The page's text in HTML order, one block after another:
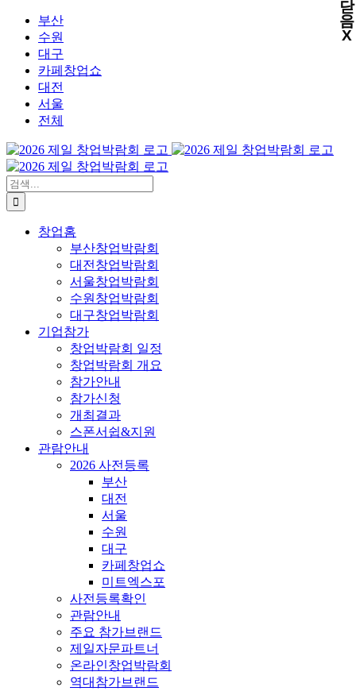
부산
수원
대구
카페창업쇼
대전
서울
전체
검
색:
창업홈
부산창업박람회
대전창업박람회
서울창업박람회
수원창업박람회
대구창업박람회
기업참가
창업박람회 일정
창업박람회 개요
참가안내
참가신청
개최결과
스폰서쉽&지원
관람안내
2026 사전등록
부산
대전
서울
수원
대구
카페창업쇼
미트엑스포
사전등록확인
관람안내
주요 참가브랜드
제일자문파트너
온라인창업박람회
역대참가브랜드
X
X
X
X
닫
음
X